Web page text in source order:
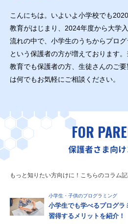
こんにちは。いよいよ小学校でも
教育がはじまり、2024年度から大学
流れの中で、小学生のうちからプロ
という保護者の方が増えております
教育でも保護者の方、生徒さんのご
は何でもお気軽にご相談ください。
FOR
保護者さま向
もっと知りたい方向けに！こちらのコラム記
小学生・子供のプログラミング
小学生でも学べるプログラ
習得するメリットを紹介！